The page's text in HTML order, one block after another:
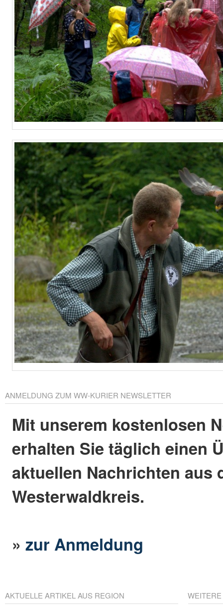
ANMELDUNG ZUM WW-KURIER NEWSLETTER
Mit unserem kostenlosen
erhalten Sie täglich einen
aktuellen Nachrichten aus
Westerwaldkreis.
»zur Anmeldung
AKTUELLE ARTIKEL AUS REGION